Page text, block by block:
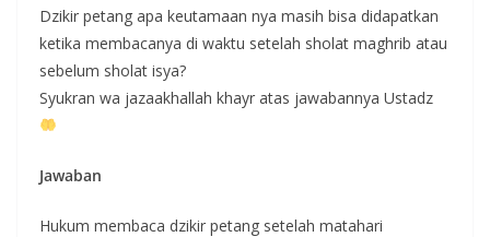
Dzikir petang apa keutamaan nya masih bisa didapatkan
ketika membacanya di waktu setelah sholat maghrib atau
sebelum sholat isya?
Syukran wa jazaakhallah khayr atas jawabannya Ustadz
Jawaban
Hukum membaca dzikir petang setelah matahari